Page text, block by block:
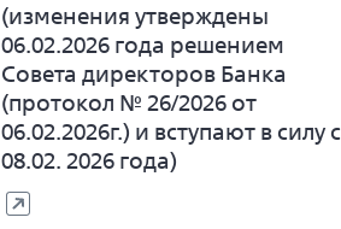
(изменения утверждены
06.02.2026 года решением
Совета директоров Банка
(протокол № 26/2026 от
06.02.2026г.) и вступают в силу с
08.02. 2026 года)